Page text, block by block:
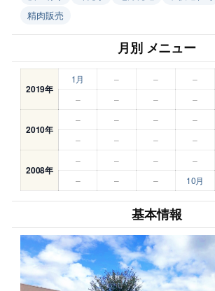
精肉販売
月別 メニュー
2019年
1月 – – –
–
– – –
2010年
– – – –
–
– – –
2008年
– – – –
–
– – 10月
基本情報